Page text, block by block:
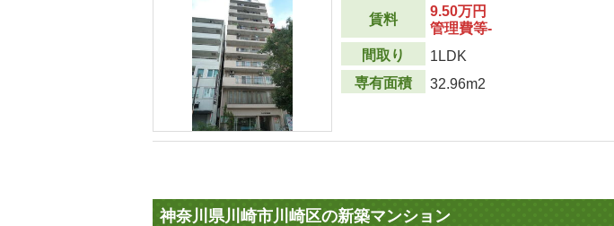
賃料
9.50万円
管理費等-
間取り
1LDK
専有面積
32.96m2
神奈川県川崎市川崎区の新築マンション